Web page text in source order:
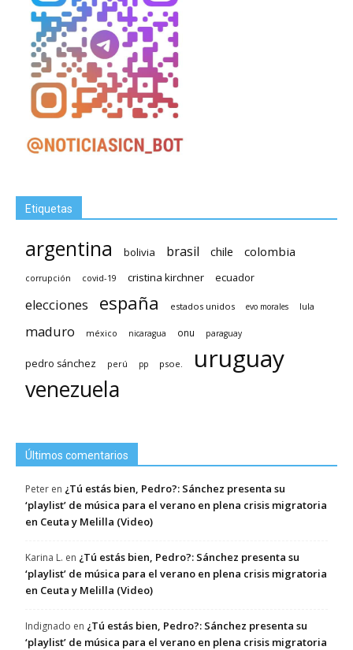
Etiquetas
argentina bolivia brasil chile colombia
corrupción covid-19 cristina kirchner ecuador
elecciones españa estados unidos evo morales lula
maduro méxico nicaragua onu paraguay
pedro sánchez perú pp psoe. uruguay
venezuela
Últimos comentarios
Peter en ¿Tú estás bien, Pedro?: Sánchez presenta su
‘playlist’ de música para el verano en plena crisis migratoria
en Ceuta y Melilla (Video)
Karina L. en ¿Tú estás bien, Pedro?: Sánchez presenta su
‘playlist’ de música para el verano en plena crisis migratoria
en Ceuta y Melilla (Video)
Indignado en ¿Tú estás bien, Pedro?: Sánchez presenta su
‘playlist’ de música para el verano en plena crisis migratoria